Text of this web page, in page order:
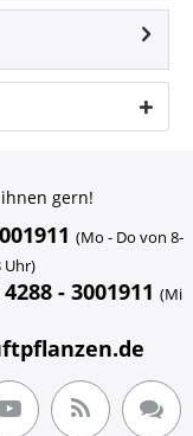
gern!
(Mo - Do von 8-
Uhr)
- 3001911 (Mi